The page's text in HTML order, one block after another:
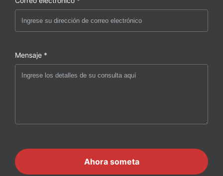
Mensaje *
Ahora someta